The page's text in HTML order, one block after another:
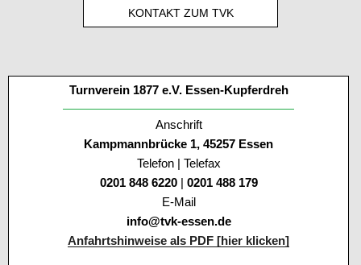
KONTAKT ZUM TVK
Turnverein 1877 e.V. Essen-Kupferdreh
Anschrift
Kampmannbrücke 1, 45257 Essen
Telefon | Telefax
0201 848 6220 | 0201 488 179
E-Mail
info@tvk-essen.de
Anfahrtshinweise als PDF [hier klicken]